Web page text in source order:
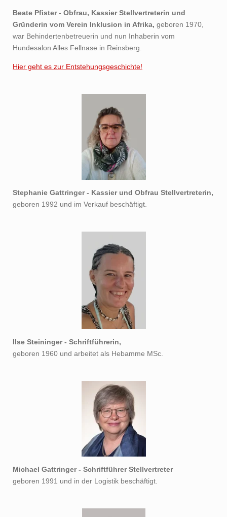
Beate Pfister - Obfrau, Kassier Stellvertreterin und
Gründerin vom Verein Inklusion in Afrika, geboren 1970,
war Behindertenbetreuerin und nun Inhaberin vom
Hundesalon Alles Fellnase in Reinsberg.
Hier geht es zur Entstehungsgeschichte!
Stephanie Gattringer - Kassier und Obfrau Stellvertreterin,
geboren 1992 und im Verkauf beschäftigt.
Ilse Steininger - Schriftführerin,
geboren 1960 und arbeitet als Hebamme MSc.
Michael Gattringer - Schriftführer Stellvertreter
geboren 1991 und in der Logistik beschäftigt.